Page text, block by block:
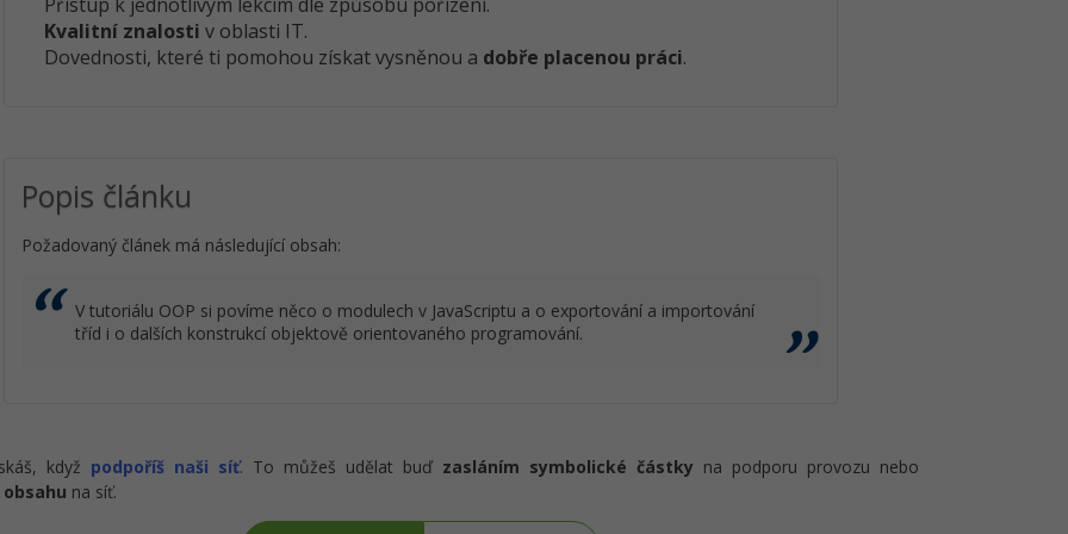
Kvalitní znalosti v oblasti IT.
Dovednosti, které ti pomohou získat vysněnou a dobře placenou práci.
Popis článku
Požadovaný článek má následující obsah:
V tutoriálu OOP si povíme něco o modulech v JavaScriptu a o exportování a importování
tříd i o dalších konstrukcí objektově orientovaného programování.
když podpoříš naši síť. To můžeš udělat buď zasláním symbolické částky na podporu provozu nebo
na síť.